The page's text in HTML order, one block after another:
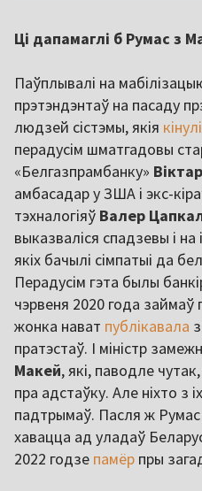
Ці дапамаглі б Румас з
Паўплывалі на
прэтэндэнтаў на пасаду
людзей сістэмы, якія
перадусім шматгадовы
«Белгазпрамбанку»
амбасадар у ЗША і экс-
тэхналогіяў Валер
выказваліся спадзевы і
якіх бачылі сімпатыі да
Перадусім гэта былы
чэрвеня 2020 года займаў
жонка нават публікавала
пратэстаў. І міністр
Макей, які, паводле
пра адстаўку. Але ніхто з
падтрымаў. Пасля ж Румас
хавацца ад уладаў
2022 годзе памёр пры